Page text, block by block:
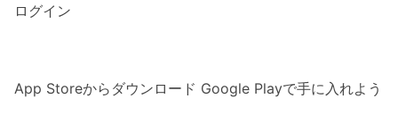
ログイン
App Storeからダウンロード Google Playで手に入れよう